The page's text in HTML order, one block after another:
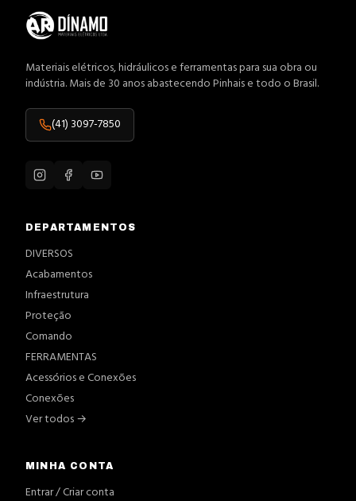
Materiais elétricos, hidráulicos e ferramentas para sua obra ou
indústria. Mais de 30 anos abastecendo Pinhais e todo o Brasil.
(41) 3097-7850
DEPARTAMENTOS
DIVERSOS
Acabamentos
Infraestrutura
Proteção
Comando
FERRAMENTAS
Acessórios e Conexões
Conexões
Ver todos →
MINHA CONTA
Entrar / Criar conta